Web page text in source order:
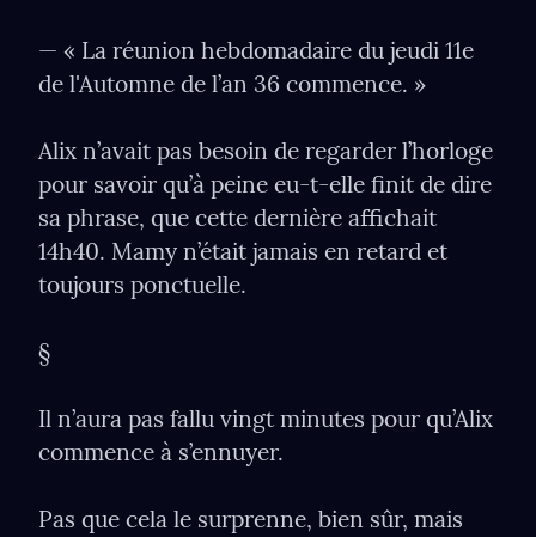
— « La réunion hebdomadaire du jeudi 11e
de l'Automne de l’an 36 commence. »
Alix n’avait pas besoin de regarder l’horloge
pour savoir qu’à peine eu-t-elle ﬁnit de dire
sa phrase, que cette dernière aﬃchait
14h40. Mamy n’était jamais en retard et
toujours ponctuelle.
§
Il n’aura pas fallu vingt minutes pour qu’Alix
commence à s’ennuyer.
Pas que cela le surprenne, bien sûr, mais